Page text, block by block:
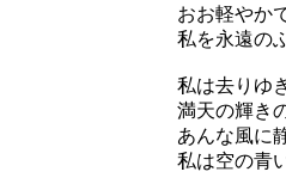
おお軽やか
私を永遠の
私は去りゆ
満天の輝き
あんな風に
私は空の青